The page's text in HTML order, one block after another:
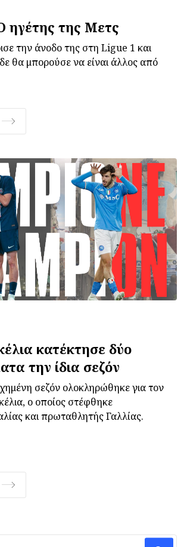
ηγέτης της Μετς
την άνοδο της στη Ligue 1 και
θα μπορούσε να είναι άλλος από
κατέκτησε δύο
την ίδια σεζόν
σεζόν ολοκληρώθηκε για τον
ο οποίος στέφθηκε
και πρωταθλητής Γαλλίας.